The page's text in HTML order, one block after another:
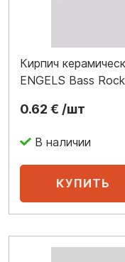
Кирпич
ENGELS Bass
0.62 € /шт